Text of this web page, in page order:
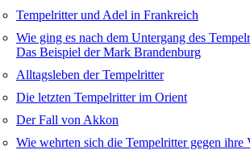
Tempelritter und Adel in Frankreich
Wie ging es nach dem Untergang des
Das Beispiel der Mark Brandenburg
Alltagsleben der Tempelritter
Die letzten Tempelritter im Orient
Der Fall von Akkon
Wie wehrten sich die Tempelritter gegen ihre